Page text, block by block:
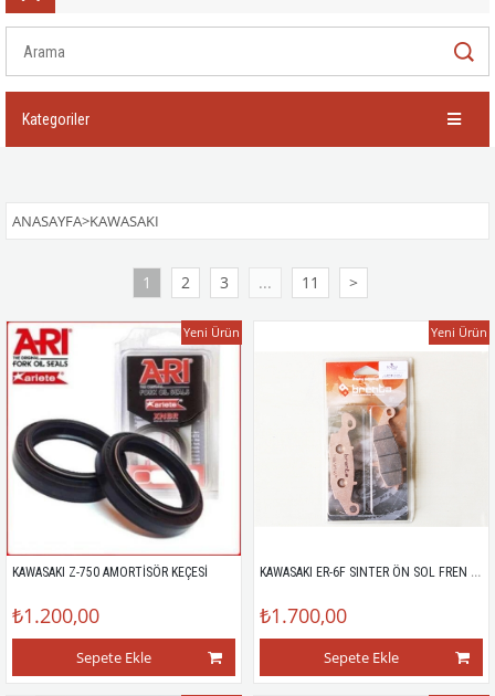
Kategoriler
ANASAYFA>KAWASAKI
1 2 3 ... 11 >
KAWASAKI Z-750 AMORTİSÖR KEÇESİ
₺1.200,00
Sepete Ekle
Yeni Ürün
KAWASAKI ER-6F SINTER ÖN SOL FREN BALATASI
₺1.700,00
Sepete Ekle
Yeni Ürün